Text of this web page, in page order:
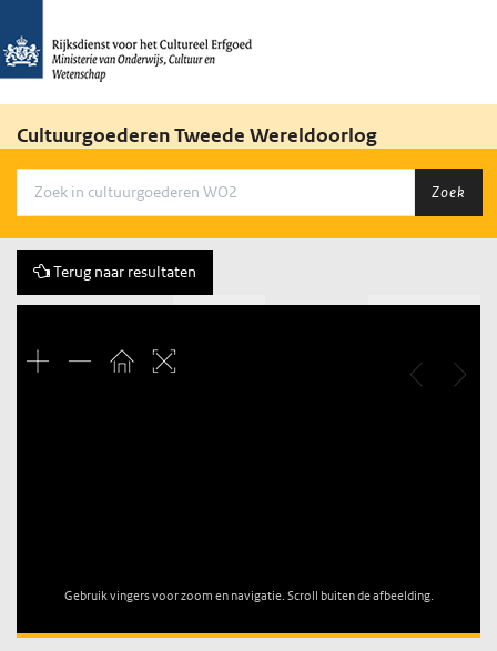
Cultuurgoederen Tweede Wereldoorlog
Zoek
Terug naar resultaten
Gebruik vingers voor zoom en navigatie. Scroll buiten de afbeelding.